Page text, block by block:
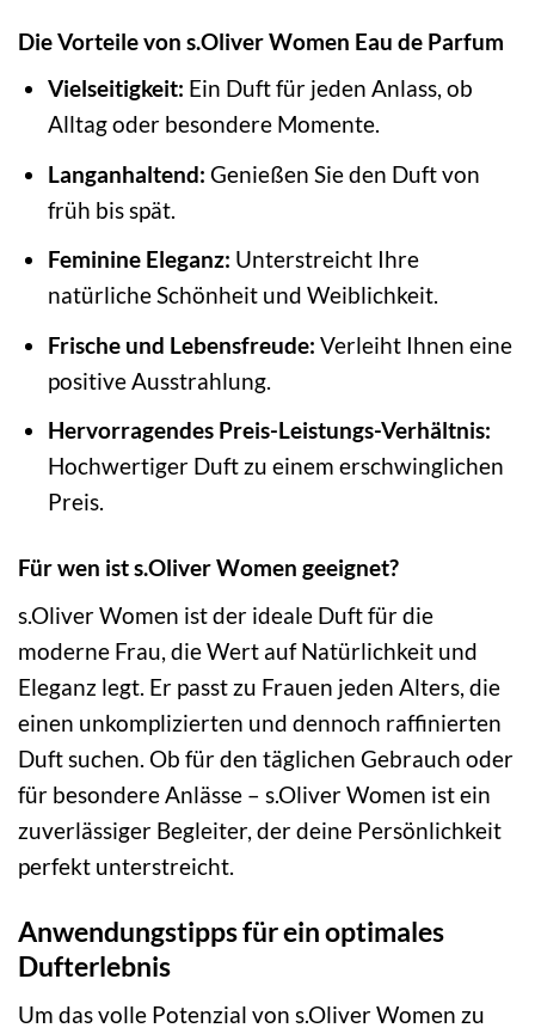
Die Vorteile von s.Oliver Women Eau de Parfum
Vielseitigkeit: Ein Duft für jeden Anlass, ob
Alltag oder besondere Momente.
Langanhaltend: Genießen Sie den Duft von
früh bis spät.
Feminine Eleganz: Unterstreicht Ihre
natürliche Schönheit und Weiblichkeit.
Frische und Lebensfreude: Verleiht Ihnen eine
positive Ausstrahlung.
Hervorragendes Preis-Leistungs-Verhältnis:
Hochwertiger Duft zu einem erschwinglichen
Preis.
Für wen ist s.Oliver Women geeignet?
s.Oliver Women ist der ideale Duft für die
moderne Frau, die Wert auf Natürlichkeit und
Eleganz legt. Er passt zu Frauen jeden Alters, die
einen unkomplizierten und dennoch raffinierten
Duft suchen. Ob für den täglichen Gebrauch oder
für besondere Anlässe – s.Oliver Women ist ein
zuverlässiger Begleiter, der deine Persönlichkeit
perfekt unterstreicht.
Anwendungstipps für ein optimales
Dufterlebnis
Um das volle Potenzial von s.Oliver Women zu